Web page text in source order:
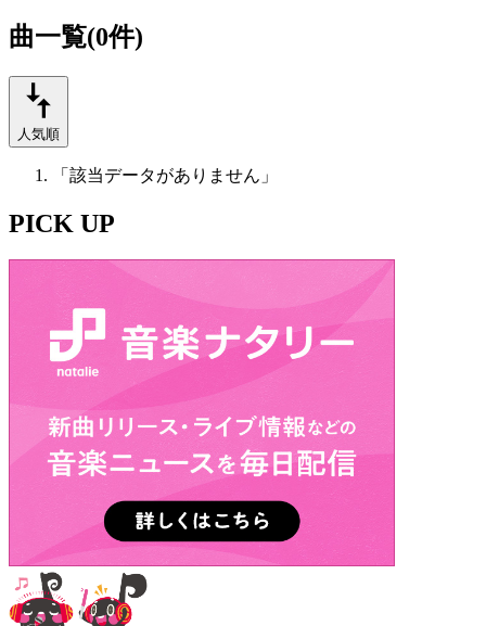
曲一覧(0件)
人気順
「該当データがありません」
PICK UP